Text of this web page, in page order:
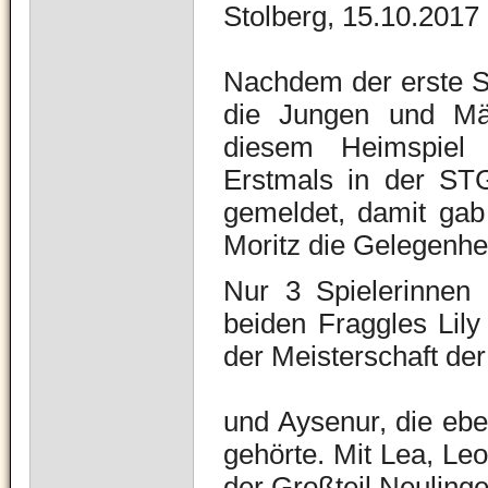
Stolberg, 15.10.2017
Nachdem der erste
die Jungen und
diesem
Erstmals in der
gemeldet, damit
Moritz die
Nur 3 Spielerinnen
beiden Fraggles
der Meisterschaft
und Aysenur, die
gehörte. Mit Lea,